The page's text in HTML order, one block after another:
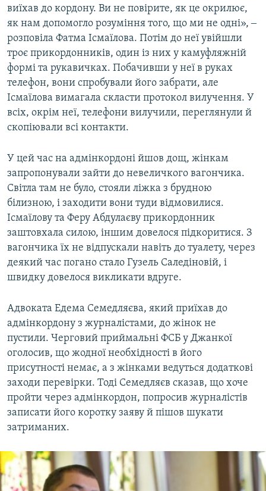
виїхав до кордону. Ви не повірите, як це окрилює,
як нам допомогло розуміння того, що ми не одні», ‒
розповіла Фатма Ісмаїлова. Потім до неї увійшли
троє прикордонників, один із них у камуфляжній
формі та рукавичках. Побачивши у неї в руках
телефон, вони спробували його забрати, але
Ісмаїлова вимагала скласти протокол вилучення. У
всіх, окрім неї, телефони вилучили, переглянули й
скопіювали всі контакти.
У цей час на адмінкордоні йшов дощ, жінкам
запропонували зайти до невеличкого вагончика.
Світла там не було, стояли ліжка з брудною
білизною, і заходити вони туди відмовилися.
Ісмаїлову та Феру Абдулаєву прикордонник
заштовхала силою, іншим довелося підкоритися. З
вагончика їх не відпускали навіть до туалету, через
деякий час погано стало Гузель Саледіновій, і
швидку довелося викликати вдруге.
Адвоката Едема Семедляєва, який приїхав до
адмінкордону з журналістами, до жінок не
пустили. Черговий приймальні ФСБ у Джанкої
оголосив, що жодної необхідності в його
присутності немає, а з жінками ведуться додаткові
заходи перевірки. Тоді Семедляєв сказав, що хоче
пройти через адмінкордон, попросив журналістів
записати його коротку заяву й пішов шукати
затриманих.